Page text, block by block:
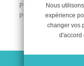
Nous
expérience
changer vos
d'accord
Politique de
Plan du site